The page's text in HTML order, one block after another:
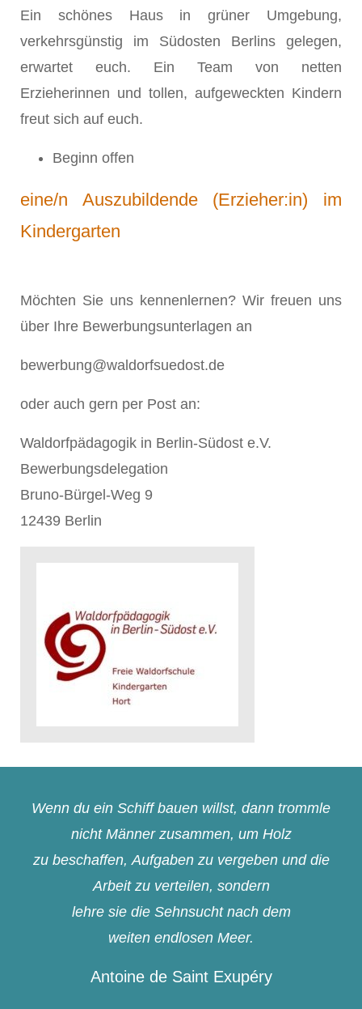
Ein schönes Haus in grüner Umgebung,
verkehrsgünstig im Südosten Berlins gelegen,
erwartet euch. Ein Team von netten
Erzieherinnen und tollen, aufgeweckten Kindern
freut sich auf euch.
Beginn offen
eine/n Auszubildende (Erzieher:in) im
Kindergarten
Möchten Sie uns kennenlernen? Wir freuen uns
über Ihre Bewerbungsunterlagen an
bewerbung@waldorfsuedost.de
oder auch gern per Post an:
Waldorfpädagogik in Berlin-Südost e.V.
Bewerbungsdelegation
Bruno-Bürgel-Weg 9
12439 Berlin
Wenn du ein Schiff bauen willst, dann trommle
nicht Männer zusammen, um Holz
zu beschaffen, Aufgaben zu vergeben und die
Arbeit zu verteilen, sondern
lehre sie die Sehnsucht nach dem
weiten endlosen Meer.
Antoine de Saint Exupéry